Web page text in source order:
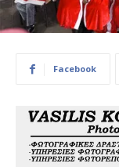
Facebook